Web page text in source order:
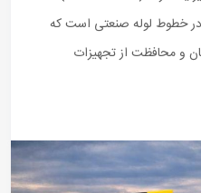
در خطوط لوله صنعتی است که
و محافظت از تجهیزات